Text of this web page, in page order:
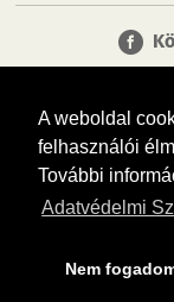
A weboldal
felhasználói
További
Adatvédelmi
Nem
Tudj meg többet
menü, cégek…. és
MÉDIAAJÁNLÓ